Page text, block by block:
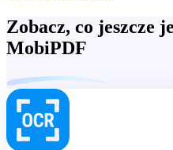
Zobacz, co jeszcze
MobiPDF